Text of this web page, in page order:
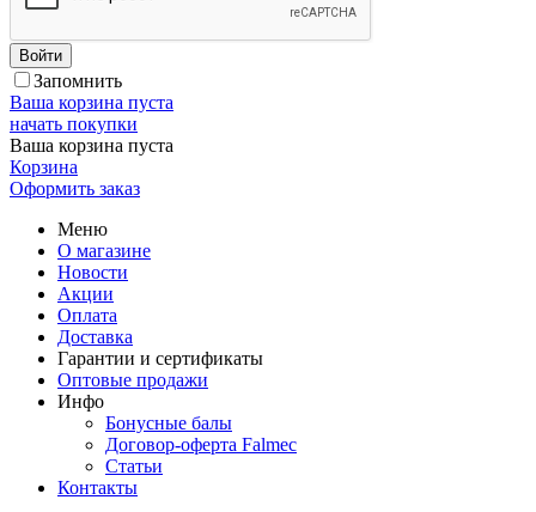
Войти
Запомнить
Ваша корзина пуста
начать покупки
Ваша корзина пуста
Корзина
Оформить заказ
Меню
О магазине
Новости
Акции
Оплата
Доставка
Гарантии и сертификаты
Оптовые продажи
Инфо
Бонусные балы
Договор-оферта Falmec
Статьи
Контакты